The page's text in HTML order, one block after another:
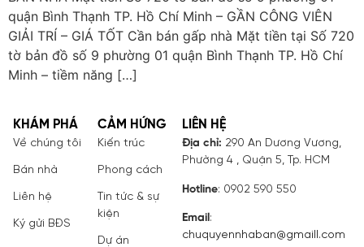
quận Bình Thạnh TP. Hồ Chí Minh – GẦN CÔNG VIÊN
GIẢI TRÍ – GIÁ TỐT Cần bán gấp nhà Mặt tiền tại Số 720
tờ bản đồ số 9 phường 01 quận Bình Thạnh TP. Hồ Chí
Minh – tiềm năng […]
KHÁM PHÁ
Về chúng tôi
Bán nhà
Liên hệ
Ký gửi BĐS
CẢM HỨNG
Kiến trúc
Phong cách
Tin tức & sự
kiện
Dự án
LIÊN HỆ
Địa chỉ: 290 An Dương Vương,
Phường 4 , Quận 5, Tp. HCM
Hotline: 0902 590 550
Email:
chuquyennhaban@gmaill.com